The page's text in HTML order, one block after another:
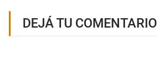
DEJÁ TU COMENTARIO